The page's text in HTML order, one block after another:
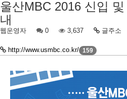
울산MBC 2016 신입
내
웹운영자 0 3,637 글주소
http://www.usmbc.co.kr/ 159